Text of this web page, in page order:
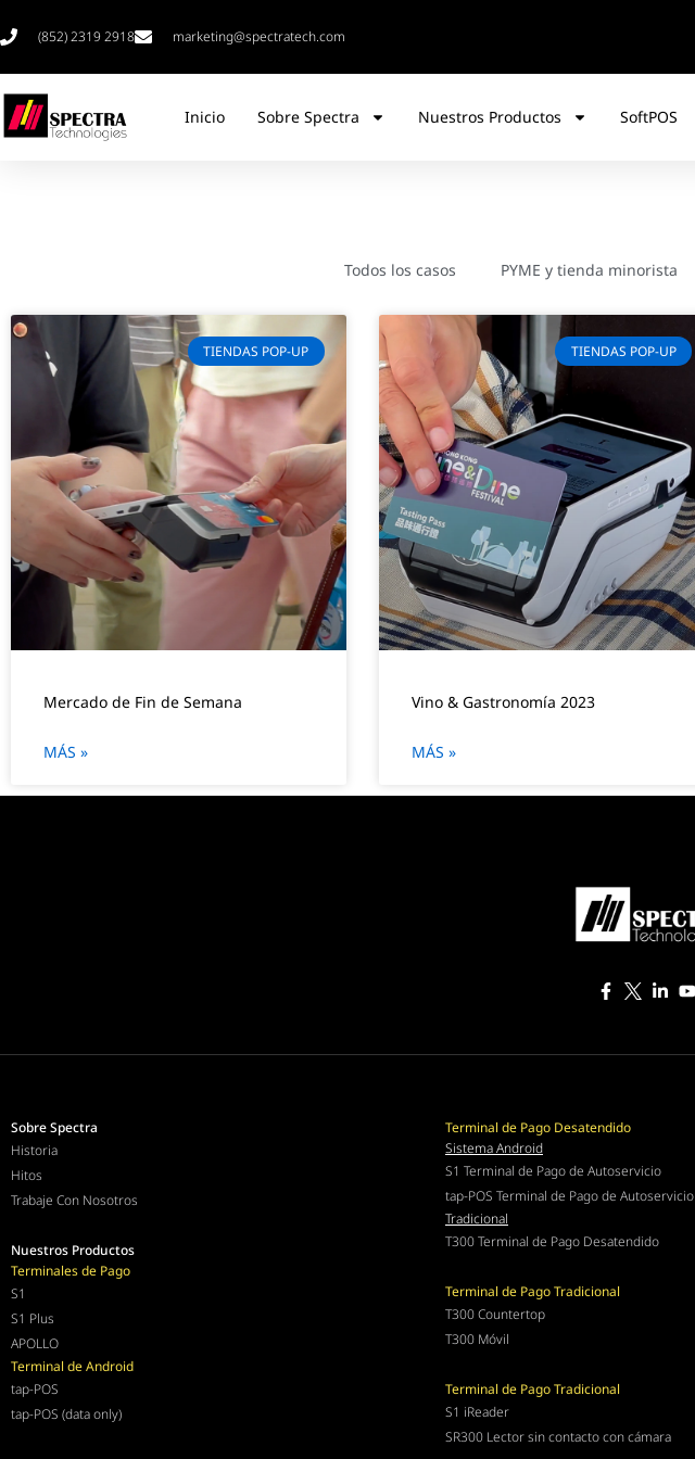
(852) 2319 2918 marketing@spectratech.com
Inicio Sobre Spectra Nuestros Productos SoftPOS
Todos los casos PYME y tienda minorista
TIENDAS POP-UP
Mercado de Fin de Semana
MÁS »
TIENDAS POP-UP
Vino & Gastronomía 2023
MÁS »
Sobre Spectra
Historia
Hitos
Trabaje Con Nosotros
Nuestros Productos
Terminales de Pago
S1
S1 Plus
APOLLO
Terminal de Android
tap-POS
tap-POS (data only)
Terminal de Pago Desatendido
Sistema Android
S1 Terminal de Pago de Autoservicio
tap-POS Terminal de Pago de Autoservicio
Tradicional
T300 Terminal de Pago Desatendido
Terminal de Pago Tradicional
T300 Countertop
T300 Móvil
Terminal de Pago Tradicional
S1 iReader
SR300 Lector sin contacto con cámara